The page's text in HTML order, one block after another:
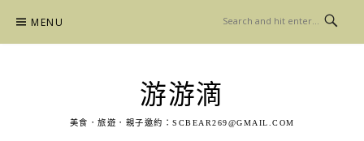
content
MENU
游游滴
美食．旅遊．親子邀約： SCBEAR269@GMAIL.COM